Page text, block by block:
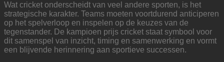
Wat cricket onderscheidt van veel andere sporten, is het
strategische karakter. Teams moeten voortdurend anticiperen
op het spelverloop en inspelen op de keuzes van de
tegenstander. De kampioen prijs cricket staat symbool voor
dit samenspel van inzicht, timing en samenwerking en vormt
een blijvende herinnering aan sportieve successen.